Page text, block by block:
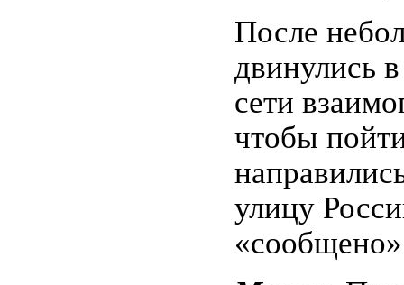
После
двинулись
сети
чтобы
улицу